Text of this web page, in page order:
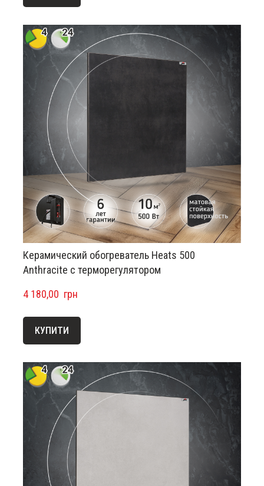
Керамический обогреватель Heats 500
Anthracite с терморегулятором
4 180,00  грн
КУПИТИ